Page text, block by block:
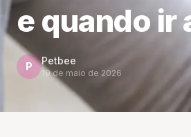
e quando ir
P Petbee
19 de maio de 2026